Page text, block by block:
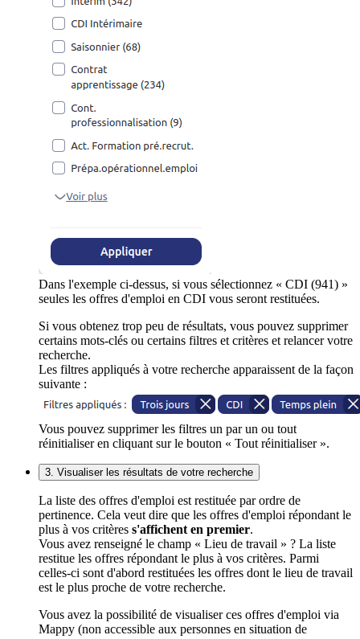
Dans l'exemple ci-dessus, si vous sélectionnez « CDI (941) »
seules les offres d'emploi en CDI vous seront restituées.
Si vous obtenez trop peu de résultats, vous pouvez supprimer
certains mots-clés ou certains filtres et critères et relancer votre
recherche.
Les filtres appliqués à votre recherche apparaissent de la façon
suivante :
Vous pouvez supprimer les filtres un par un ou tout
réinitialiser en cliquant sur le bouton « Tout réinitialiser ».
3. Visualiser les résultats de votre recherche
La liste des offres d'emploi est restituée par ordre de
pertinence. Cela veut dire que les offres d'emploi répondant le
plus à vos critères s'affichent en premier.
Vous avez renseigné le champ « Lieu de travail » ? La liste
restitue les offres répondant le plus à vos critères. Parmi
celles-ci sont d'abord restituées les offres dont le lieu de travail
est le plus proche de votre recherche.
Vous avez la possibilité de visualiser ces offres d'emploi via
Mappy (non accessible aux personnes en situation de